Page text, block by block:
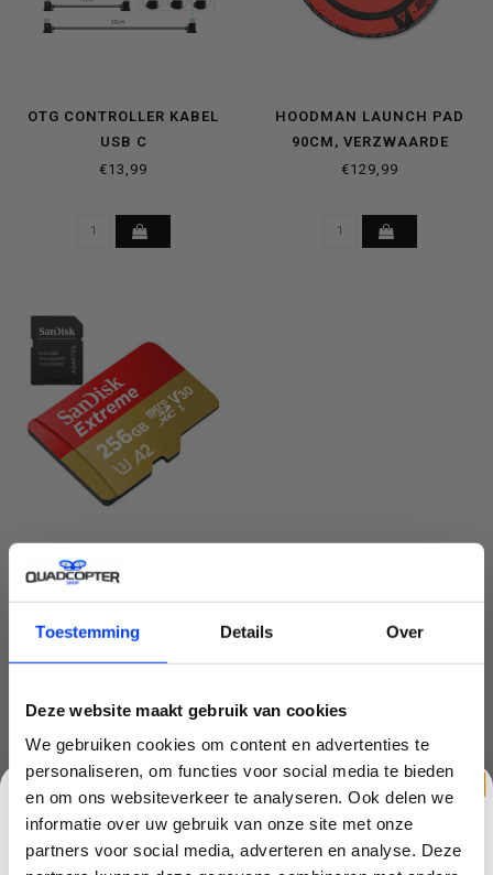
Toestemming Details Over
Deze website maakt gebruik van cookies
We gebruiken cookies om content en advertenties te
personaliseren, om functies voor social media te bieden
en om ons websiteverkeer te analyseren. Ook delen we
informatie over uw gebruik van onze site met onze
partners voor social media, adverteren en analyse. Deze
OTG CONTROLLER KABEL
USB C
€13,99
HOODMAN LAUNCH PAD
90CM, VERZWAARDE
LANDING PAD
€129,99
SANDISK EXTREME MICRO
SD 256 GB KAART HIGH
Alle onderdelen voor de DJI Osmo Action. Staat je
onderdeel er niet tussen, contacteer ons dan.